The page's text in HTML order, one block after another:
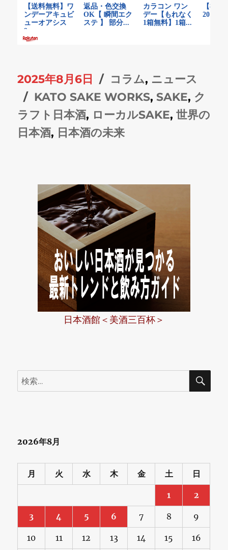
投
稿
日:
2025年8月6日
カ
テ
ゴ
リ
コラム, ニュース
タ
グ
KATO SAKE WORKS,SAKE, ク
ラフト日本酒, ローカルSAKE,世界の
日本酒, 日本酒の未来
日本酒館＜美酒三百杯＞
検
索:
検
2026年8月
月 火 水 木 金 土 日
1 2
3 4 5 6 7 8 9
10 11 12 13 14 15 16